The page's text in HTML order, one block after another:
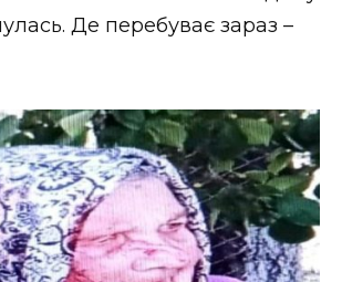
УКРАЇНИ
Де перебуває зараз –